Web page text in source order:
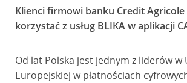
Klienci firmowi banku Credit Agricole
korzystać z usług BLIKA w aplikacji
Od lat Polska jest jednym z liderów w
Europejskiej w płatnościach